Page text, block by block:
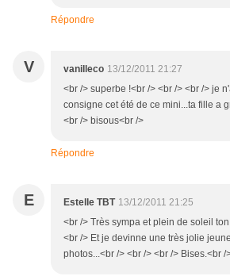
Répondre
V vanilleco 13/12/2011 21:27
<br /> superbe !<br /> <br /> <br /> je
consigne cet été de ce mini...ta fille a
<br /> bisous<br />
Répondre
E Estelle TBT 13/12/2011 21:25
<br /> Très sympa et plein de soleil
<br /> Et je devinne une très jolie
photos...<br /> <br /> <br /> Bises.<br /